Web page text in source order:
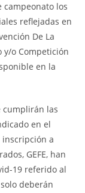
campeonato los
reflejadas en
De La
y/o Competición
en la
cumplirán las
en el
a
GEFE, han
19 referido al
deberán